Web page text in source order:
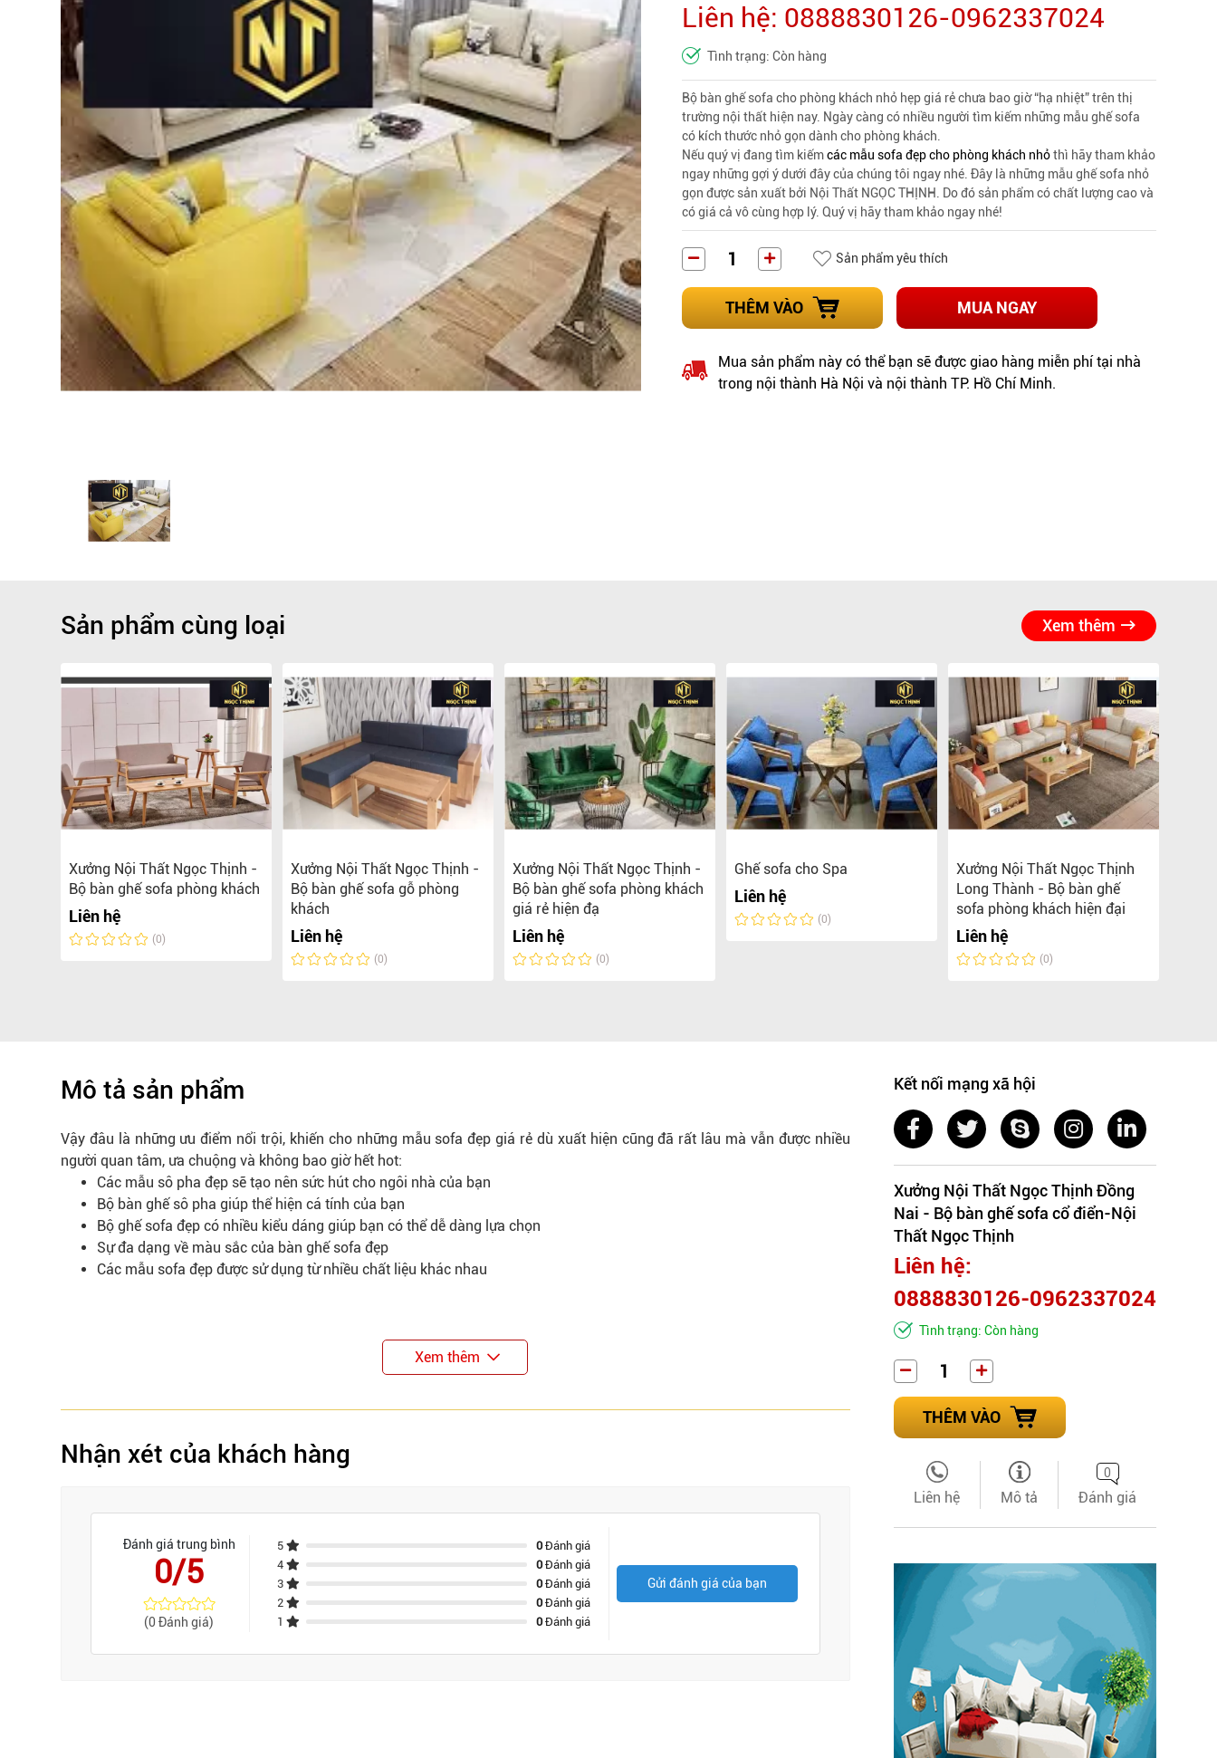
Chậu rửa bát
Ray trượt – bản lề – tay nắm cửa
Giá để bát đĩa đa năng
Giá để dao thớt
Kệ để chất tẩy rửa
Kệ gia vị
Kệ góc liên hoàn
Liên hệ: 0888830126-0962337024
Tình trạng: Còn hàng
Bộ bàn ghế sofa cho phòng khách nhỏ hẹp giá rẻ chưa bao giờ “hạ nhiệt” trên thị
trường nội thất hiện nay. Ngày càng có nhiều người tìm kiếm những mẫu ghế sofa
có kích thước nhỏ gọn dành cho phòng khách.
Nếu quý vị đang tìm kiếmcác mẫu sofa đẹp cho phòng khách nhỏthì hãy tham khảo
ngay những gợi ý dưới đây của chúng tôi ngay nhé. Đây là những mẫu ghế sofa nhỏ
gọn được sản xuất bởi Nội Thất NGỌC THỊNH. Do đó sản phẩm có chất lượng cao và
có giá cả vô cùng hợp lý. Quý vị hãy tham khảo ngay nhé!
Sản phẩm yêu thích
THÊM VÀO MUA NGAY
Mua sản phẩm này có thể bạn sẽ được giao hàng miễn phí tại nhà
trong nội thành Hà Nội và nội thành TP. Hồ Chí Minh.
Sản phẩm cùng loại Xem thêm
Xưởng Nội Thất Ngọc Thịnh -
Bộ bàn ghế sofa phòng khách
Liên hệ
(0)
Xưởng Nội Thất Ngọc Thịnh -
Bộ bàn ghế sofa gỗ phòng
khách
Liên hệ
(0)
Xưởng Nội Thất Ngọc Thịnh -
Bộ bàn ghế sofa phòng khách
giá rẻ hiện đạ
Liên hệ
(0)
Ghế sofa cho Spa
Liên hệ
(0)
Xưởng Nội Thất Ngọc Thịnh
Long Thành - Bộ bàn ghế
sofa phòng khách hiện đại
Liên hệ
(0)
Mô tả sản phẩm
Vậy đâu là những ưu điểm nổi trội, khiến cho những mẫu sofa đẹp giá rẻ dù xuất hiện cũng đã rất lâu mà vẫn được nhiều
người quan tâm, ưa chuộng và không bao giờ hết hot:
Các mẫu sô pha đẹp sẽ tạo nên sức hút cho ngôi nhà của bạn
Bộ bàn ghế sô pha giúp thể hiện cá tính của bạn
Bộ ghế sofa đẹp có nhiều kiểu dáng giúp bạn có thể dễ dàng lựa chọn
Sự đa dạng về màu sắc của bàn ghế sofa đẹp
Các mẫu sofa đẹp được sử dụng từ nhiều chất liệu khác nhau
Xem thêm
Nhận xét của khách hàng
Đánh giá trung bình
0/5
(0 Đánh giá)
5 0Đánh giá
4
0Đánh giá
3
0Đánh giá
2
0Đánh giá
1
0Đánh giá
Gửi đánh giá của bạn
Kết nối mạng xã hội
Xưởng Nội Thất Ngọc Thịnh Đồng
Nai - Bộ bàn ghế sofa cổ điển-Nội
Thất Ngọc Thịnh
Liên hệ:
0888830126-0962337024
Tình trạng: Còn hàng
THÊM VÀO
Liên hệ Mô tả
0
Đánh giá